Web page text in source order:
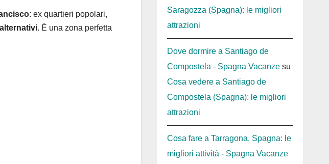
: ex quartieri popolari,
. È una zona perfetta
Saragozza (Spagna): le migliori
attrazioni
Dove dormire a Santiago de
Compostela - Spagna Vacanzesu
Cosa vedere a Santiago de
Compostela (Spagna): le migliori
attrazioni
Cosa fare a Tarragona, Spagna: le
migliori attività - Spagna Vacanze